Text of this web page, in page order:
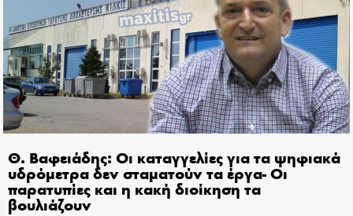
Θ. Βαφειάδης: Οι καταγγελίες για τα ψηφιακά
υδρόμετρα δεν σταματούν τα έργα- Οι
παρατυπίες και η κακή διοίκηση τα
βουλιάζουν